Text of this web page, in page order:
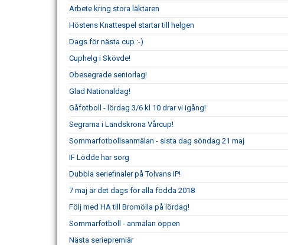
Arbete kring stora läktaren
Höstens Knattespel startar till helgen
Dags för nästa cup :-)
Cuphelg i Skövde!
Obesegrade seniorlag!
Glad Nationaldag!
Gåfotboll - lördag 3/6 kl 10 drar vi igång!
Segrarna i Landskrona Vårcup!
Sommarfotbollsanmälan - sista dag söndag 21 maj
IF Lödde har sorg
Dubbla seriefinaler på Tolvans IP!
7 maj är det dags för alla födda 2018
Följ med HA till Bromölla på lördag!
Sommarfotboll - anmälan öppen
Nästa seriepremiär